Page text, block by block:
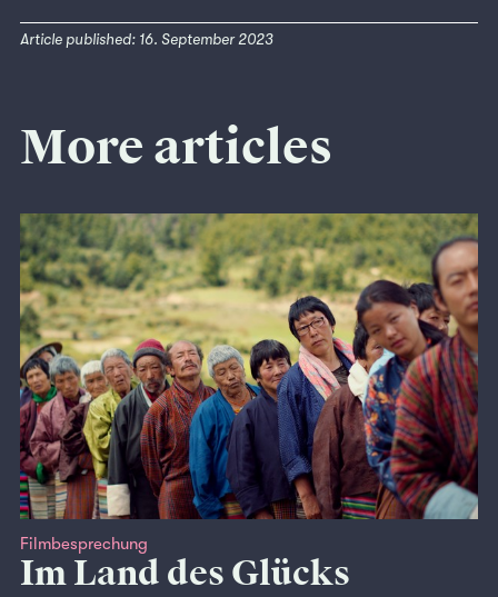
Article published: 16. September 2023
More articles
Filmbesprechung
Im Land des Glücks